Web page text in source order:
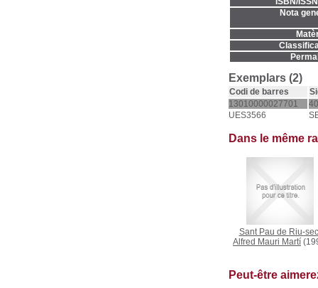
Nota
Exemplars (2)
Codi de barres
13010000027701
UES3566
Dans le même
Sant Pau de Riu-sec
Alfred Mauri Martí
Peut-être